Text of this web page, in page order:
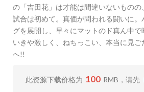
の「吉田花」は才能は間違いないもの
試合は初めて。真価が問われる闘いに
グを展開し、早々にマットのド真ん中で
いきや激しく、ねちっこい、本当に見
へ!!
此资源下载价格为 100 RMB，请先